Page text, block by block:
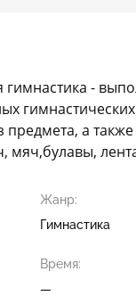
гимнастика -
а
мяч,булавы,
Жанр:
Гимнастика
Время:
—